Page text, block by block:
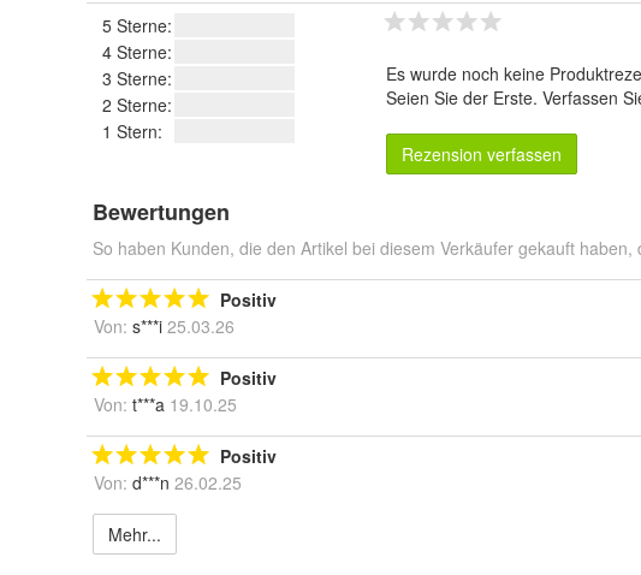
5 Sterne:
4 Sterne:
3 Sterne:
2 Sterne:
1 Stern:
Es wurde noch keine
Seien Sie der Erste. Verfassen
Rezension verfassen
Bewertungen
So haben Kunden, die den Artikel bei diesem Verkäufer gekauft haben,
Positiv
Von: s***i 25.03.26
Positiv
Von: t***a 19.10.25
Positiv
Von: d***n 26.02.25
Mehr...